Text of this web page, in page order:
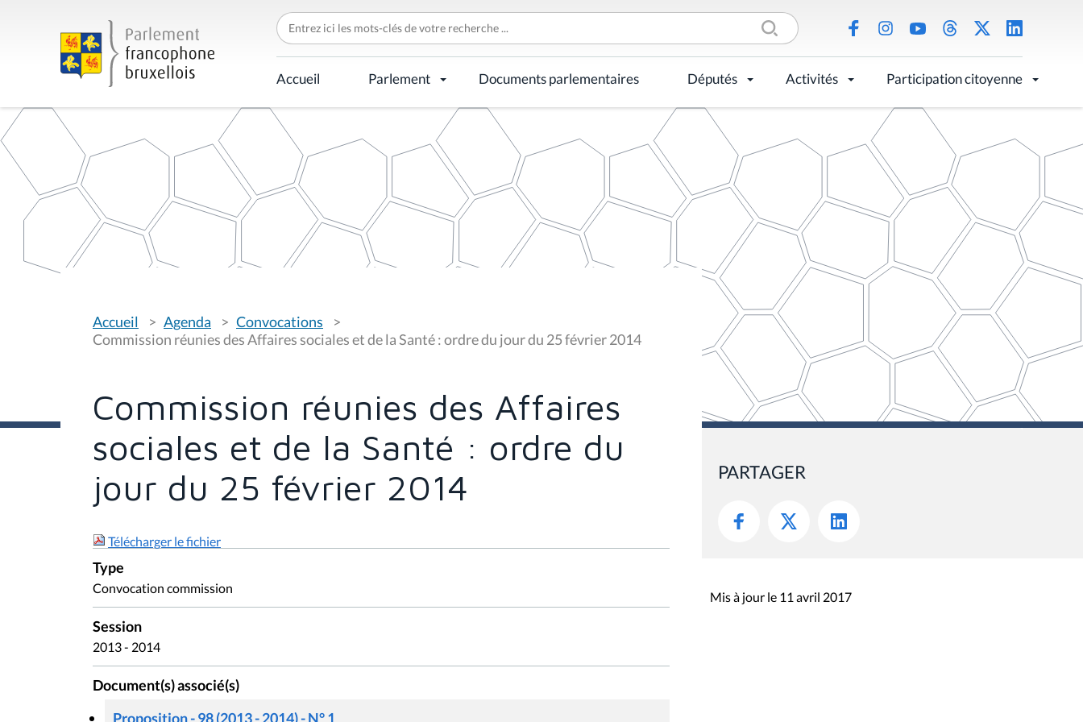
C
h
e
r
c
h
r
p
Accueil Parlement Documents parlementaires Députés Activités Participation citoyenne
o
u
s
i
Accueil Agenda
Convocations
Commission réunies des Affaires sociales et de la Santé : ordre du jour du 25 février 2014
Commission réunies des Affaires
sociales et de la Santé : ordre du
jour du 25 février 2014
Télécharger le fichier
Type
Convocation commission
Session
2013 - 2014
Document(s) associé(s)
Proposition - 98 (2013 - 2014) - N° 1
PARTAGER
Mis à jour le 11 avril 2017